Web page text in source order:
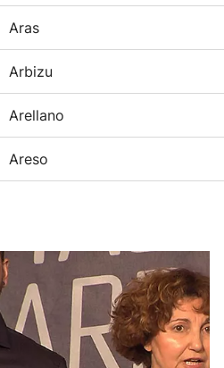
Aras
Arbizu
Arellano
Areso